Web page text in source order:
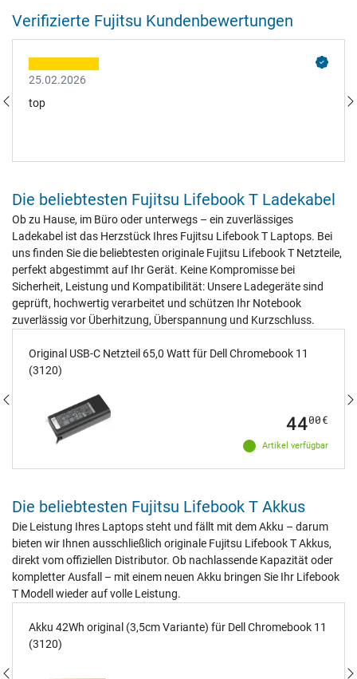
Verifizierte Fujitsu Kundenbewertungen
25.02.2026
top
Die beliebtesten Fujitsu Lifebook T Ladekabel
Ob zu Hause, im Büro oder unterwegs – ein zuverlässiges
Ladekabel ist das Herzstück Ihres Fujitsu Lifebook T Laptops. Bei
uns finden Sie die beliebtesten originale Fujitsu Lifebook T Netzteile,
perfekt abgestimmt auf Ihr Gerät. Keine Kompromisse bei
Sicherheit, Leistung und Kompatibilität: Unsere Ladegeräte sind
geprüft, hochwertig verarbeitet und schützen Ihr Notebook
zuverlässig vor Überhitzung, Überspannung und Kurzschluss.
Original USB-C Netzteil 65,0 Watt für Dell Chromebook 11
(3120)
Artikel verfügbar
4400€
Die beliebtesten Fujitsu Lifebook T Akkus
Die Leistung Ihres Laptops steht und fällt mit dem Akku – darum
bieten wir Ihnen ausschließlich originale Fujitsu Lifebook T Akkus,
direkt vom offiziellen Distributor. Ob nachlassende Kapazität oder
kompletter Ausfall – mit einem neuen Akku bringen Sie Ihr Lifebook
T Modell wieder auf volle Leistung.
Akku 42Wh original (3,5cm Variante) für Dell Chromebook 11
(3120)